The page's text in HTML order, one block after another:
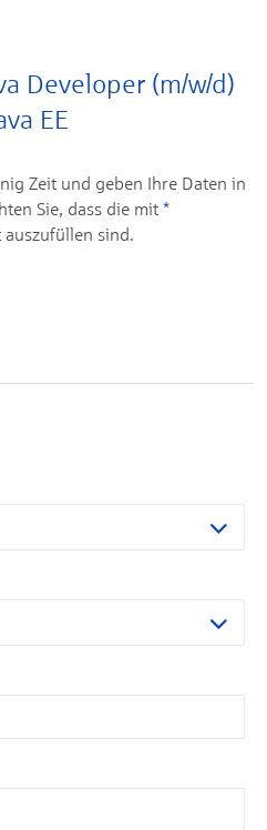
Developer (m/w/d)
EE
Zeit und geben Ihre Daten in
Sie, dass die mit *
sind.